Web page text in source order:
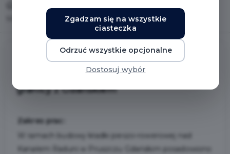
Mostek na kanale Raduni przy granicy z Gdańskiem
granicy z Gdańskiem
Zakres prac:
W ramach budowy kładki pieszo-rowerowej nad
Kanałem Raduni w Pruszczu Gdańskim posadowiono
Zgadzam się na wszystkie
ciasteczka
Odrzuć wszystkie opcjonalne
Dostosuj wybór